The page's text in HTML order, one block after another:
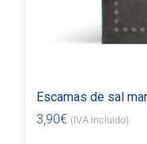
Escamas de sal
3,90€ (IVA incluido)